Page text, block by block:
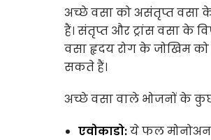
अच्छे वसा को असंतृप्त वसा
हैं। संतृप्त और ट्रांस वसा के
वसा हृदय रोग के जोखिम
सकते हैं।
अच्छे वसा वाले भोजनों के कुछ
एवोकाडो:ये फल